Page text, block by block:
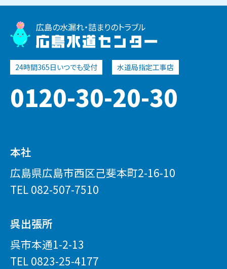
広島の水漏れ・詰まりのトラブル
広島水道センター
0120-30-20-30
本社
広島県広島市西区己斐本町2-16-10
TEL 082-507-7510
呉出張所
呉市本通1-2-13
TEL 0823-25-4177